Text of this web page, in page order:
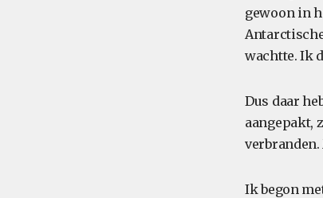
gewoon in
wachtte. Ik
Dus daar
aangepakt,
verbranden.
Ik begon